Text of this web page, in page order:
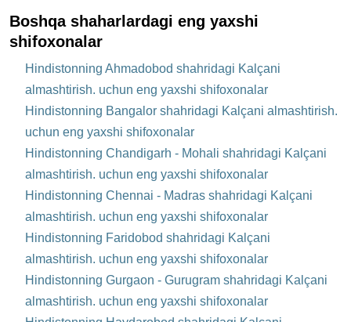
Boshqa shaharlardagi eng yaxshi
shifoxonalar
Hindistonning Ahmadobod shahridagi Kalçani
almashtirish. uchun eng yaxshi shifoxonalar
Hindistonning Bangalor shahridagi Kalçani almashtirish.
uchun eng yaxshi shifoxonalar
Hindistonning Chandigarh - Mohali shahridagi Kalçani
almashtirish. uchun eng yaxshi shifoxonalar
Hindistonning Chennai - Madras shahridagi Kalçani
almashtirish. uchun eng yaxshi shifoxonalar
Hindistonning Faridobod shahridagi Kalçani
almashtirish. uchun eng yaxshi shifoxonalar
Hindistonning Gurgaon - Gurugram shahridagi Kalçani
almashtirish. uchun eng yaxshi shifoxonalar